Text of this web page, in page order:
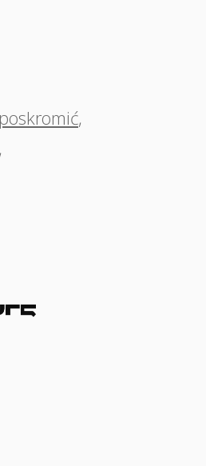
poskromić,
,